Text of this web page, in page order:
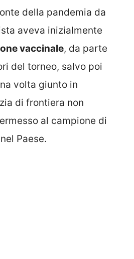
della pandemia da
aveva inizialmente
vaccinale, da parte
del torneo, salvo poi
volta giunto in
di frontiera non
al campione di
Paese.